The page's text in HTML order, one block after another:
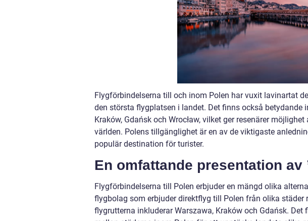
Flygförbindelserna till och inom Polen har vuxit lavinartat
den största flygplatsen i landet. Det finns också betydande
Kraków, Gdańsk och Wrocław, vilket ger resenärer
världen. Polens tillgänglighet är en av de viktigaste
populär destination för turister.
En omfattande presentation av
Flygförbindelserna till Polen erbjuder en mängd olika
flygbolag som erbjuder direktflyg till Polen från olika städer
flygrutterna inkluderar Warszawa, Kraków och Gdańsk.